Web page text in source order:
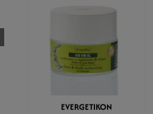
EVERGETIKON